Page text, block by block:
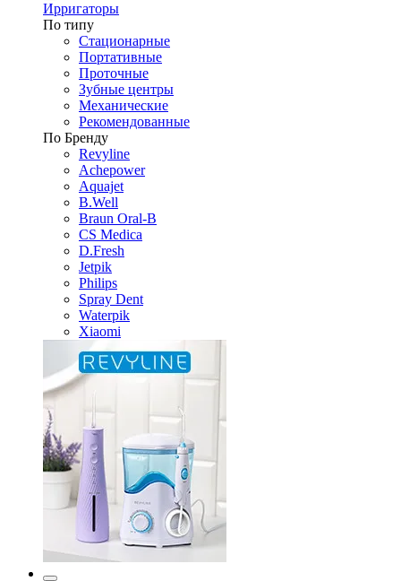
Ирригаторы
По типу
Стационарные
Портативные
Проточные
Зубные центры
Механические
Рекомендованные
По Бренду
Revyline
Achepower
Aquajet
B.Well
Braun Oral-B
CS Medica
D.Fresh
Jetpik
Philips
Spray Dent
Waterpik
Xiaomi